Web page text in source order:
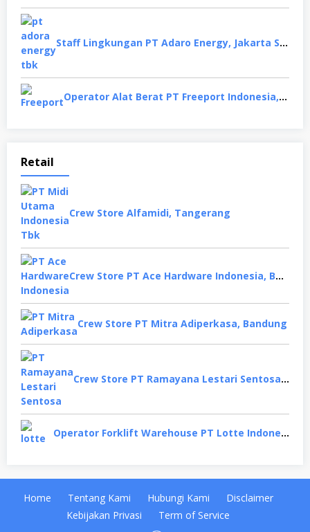
Staff Lingkungan PT Adaro Energy, Jakarta Selatan
Operator Alat Berat PT Freeport Indonesia, Papua
Retail
Crew Store Alfamidi, Tangerang
Crew Store PT Ace Hardware Indonesia, Bekasi
Crew Store PT Mitra Adiperkasa, Bandung
Crew Store PT Ramayana Lestari Sentosa, Jakarta Selatan
Operator Forklift Warehouse PT Lotte Indonesia, Cikarang
Home Tentang Kami Hubungi Kami
Disclaimer
Kebijakan Privasi
Term of Service